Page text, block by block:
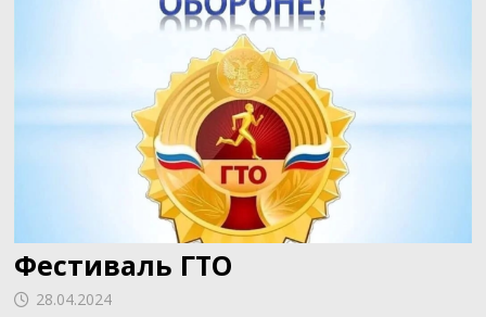
Фестиваль ГТО
28.04.2024